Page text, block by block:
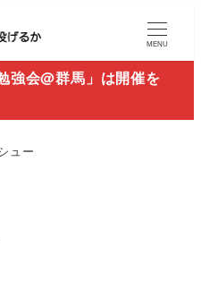
MENU
強会@群馬」は開催を
ュー